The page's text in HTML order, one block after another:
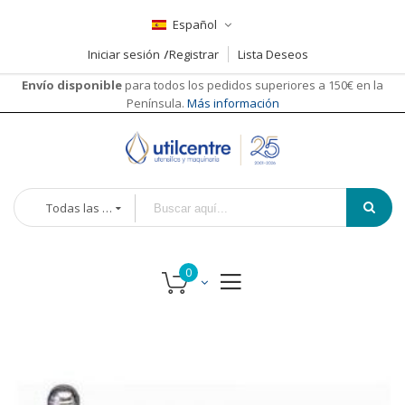
Español
Iniciar sesión
Registrar
Lista Deseos
Envío disponible para todos los pedidos superiores a 150€ en la
Península. Más información
Todas las categorías